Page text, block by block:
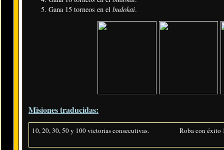
Gana 15 torneos en el budokai.
Misiones traducidas:
10, 20, 30, 50 y 100 victorias consecutivas. Roba con éxito